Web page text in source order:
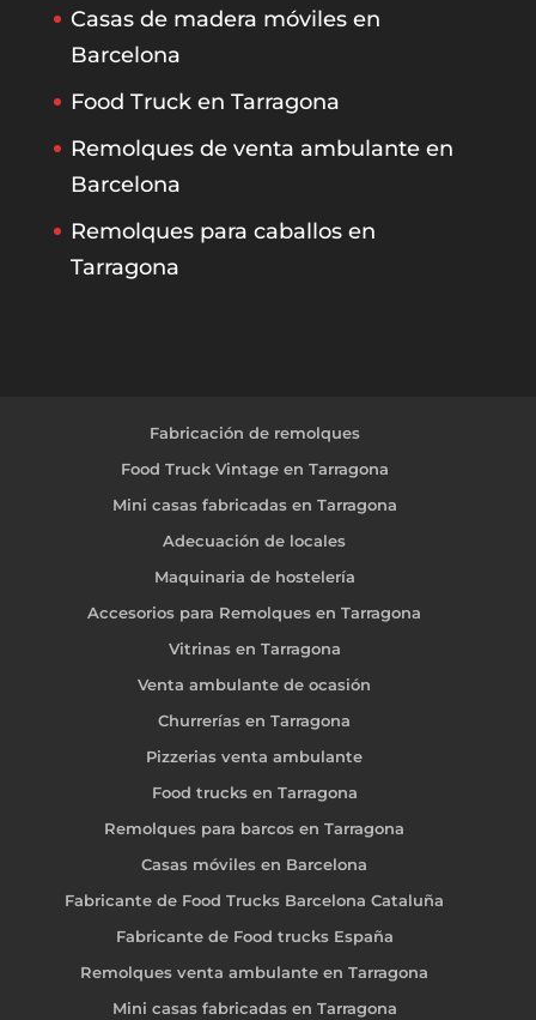
Casas de madera móviles en
Barcelona
Food Truck en Tarragona
Remolques de venta ambulante en
Barcelona
Remolques para caballos en
Tarragona
Fabricación de remolques
Food Truck Vintage en Tarragona
Mini casas fabricadas en Tarragona
Adecuación de locales
Maquinaria de hostelería
Accesorios para Remolques en Tarragona
Vitrinas en Tarragona
Venta ambulante de ocasión
Churrerías en Tarragona
Pizzerias venta ambulante
Food trucks en Tarragona
Remolques para barcos en Tarragona
Casas móviles en Barcelona
Fabricante de Food Trucks Barcelona Cataluña
Fabricante de Food trucks España
Remolques venta ambulante en Tarragona
Mini casas fabricadas en Tarragona